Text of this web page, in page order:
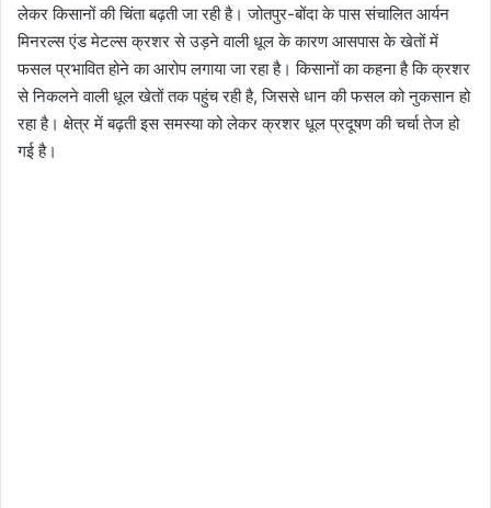
लेकर किसानों की चिंता बढ़ती जा रही है। जोतपुर-बोंदा के पास संचालित आर्यन
मिनरल्स एंड मेटल्स क्रशर से उड़ने वाली धूल के कारण आसपास के खेतों में
फसल प्रभावित होने का आरोप लगाया जा रहा है। किसानों का कहना है कि क्रशर
से निकलने वाली धूल खेतों तक पहुंच रही है, जिससे धान की फसल को नुकसान हो
रहा है। क्षेत्र में बढ़ती इस समस्या को लेकर क्रशर धूल प्रदूषण की चर्चा तेज हो
गई है।